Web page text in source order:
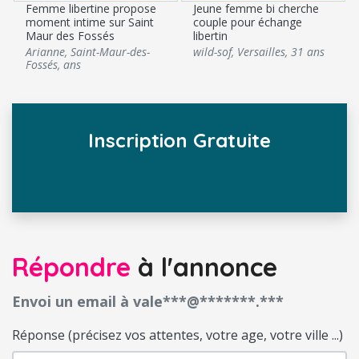
Femme libertine propose
moment intime sur Saint
Maur des Fossés
Arianne,Saint-Maur-des-
Fossés,ans
Jeune femme bi cherche
couple pour échange
libertin
wild-sof, Versailles,31 ans
Inscription Gratuite
Répondre à l'annonce
Envoi un email à vale***@*******.***
Réponse (précisez vos attentes, votre age, votre ville ...)